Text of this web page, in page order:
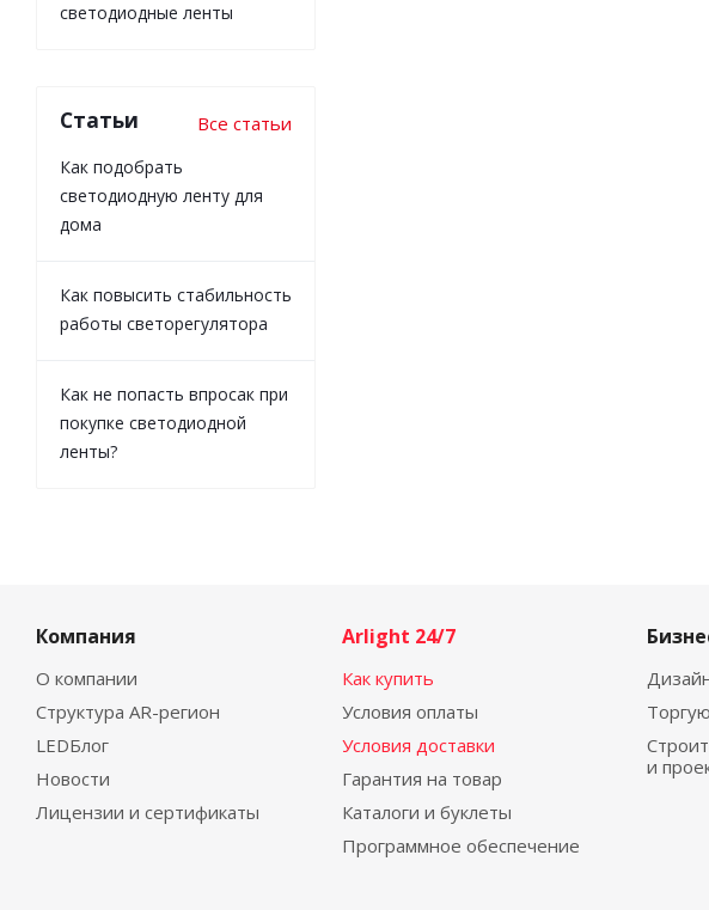
светодиодные ленты
Статьи Все статьи
Как подобрать
светодиодную ленту для
дома
Как повысить стабильность
работы светорегулятора
Как не попасть впросак при
покупке светодиодной
ленты?
Компания
О компании
Структура AR-регион
LEDБлог
Новости
Лицензии и сертификаты
Arlight 24/7
Как купить
Условия оплаты
Условия доставки
Гарантия на товар
Каталоги и буклеты
Программное обеспечение
и